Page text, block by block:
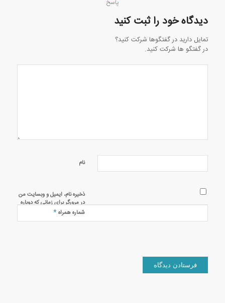
پاسخ
دیدگاه خود را ثبت کنید
تمایل دارید در گفتگوها شرکت کنید؟
در گفتگو ها شرکت کنید.
نام
ذخیره نام، ایمیل و وبسایت من
در مرورگر برای زمانی که دوباره
دیدگاهی می‌نویسم.
شماره همراه*